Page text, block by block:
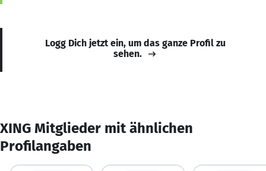
Logg Dich jetzt ein, um das ganze Profil zu
sehen.
XING Mitglieder mit ähnlichen
Profilangaben